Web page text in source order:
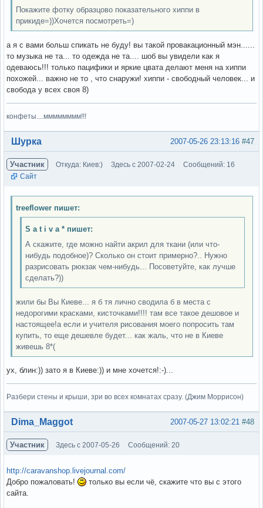
Покажите фотку образцово показательного хиппи в
прикиде=))Хочется посмотреть=)
а я с вами больш спикать не буду! вы такой провакационный мэн......
то музыка не та... то одежда не та.... шоб вы увидели как я
одеваюсь!!! только пацифики и яркие цвата делают меня на хиппи
похожей... важно не то , что снаружи! хиппи - свободный человек... и
свобода у всех своя 8)
конфеты....мммммммм!!!
Вне форума #47
2007-05-26 23:13:16
Шурка
Участник Откуда: Киев:) Здесь с 2007-02-24
Сообщений: 16
Сайт
treeflower пишет:
S a t i v a * пишет:
А скажите, где можно найти акрил для ткани (или что-
нибудь подобное)? Сколько он стоит примерно?.. Нужно
разрисовать рюкзак чем-нибудь... Посоветуйте, как лучше
сделать?))
жили бы Вы Киеве... я б тя лично сводила б в места с
недорогими красками, кисточками!!!! там все такое дешовое и
настоящее!а если и учителя рисования моего попросить там
купить, то еще дешевле будет... как жаль, что не в Киеве
живешь 8*(
ух, блин:)) зато я в Киеве:)) и мне хочется!:-)...
Разбери стены и крыши, зри во всех комнатах сразу. (Джим Моррисон)
Вне форума #48
2007-05-27 13:02:21
Dima_Maggot
Участник Здесь с 2007-05-26 Сообщений: 20
http://caravanshop.livejournal.com/
Добро пожаловать!
только вы если чё, скажите что вы с этого
сайта.